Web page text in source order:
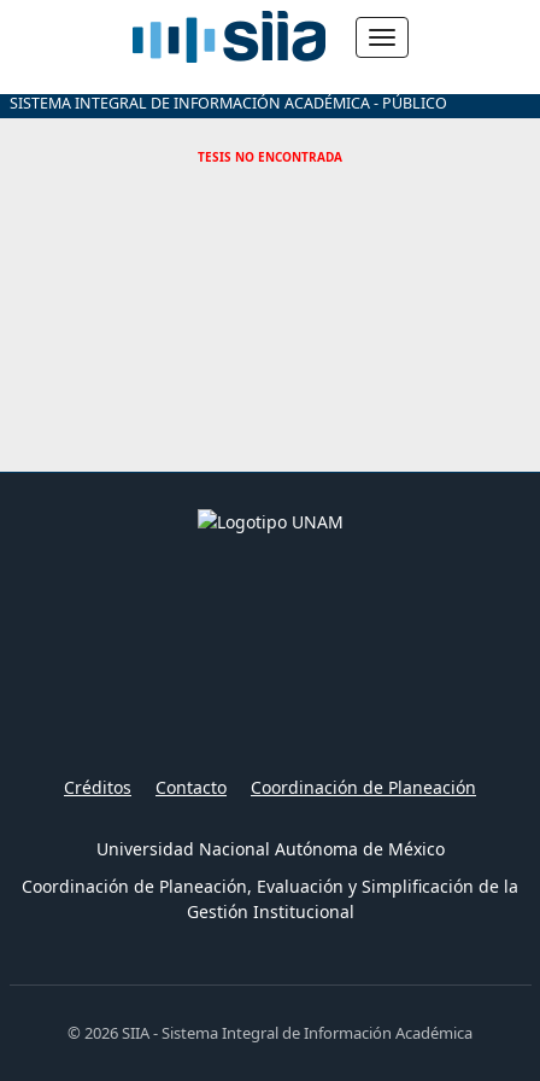
SISTEMA INTEGRAL DE INFORMACIÓN ACADÉMICA - PÚBLICO
TESIS NO ENCONTRADA
Créditos Contacto Coordinación de Planeación
Universidad Nacional Autónoma de México
Coordinación de Planeación, Evaluación y Simplificación de la
Gestión Institucional
© 2026 SIIA - Sistema Integral de Información Académica